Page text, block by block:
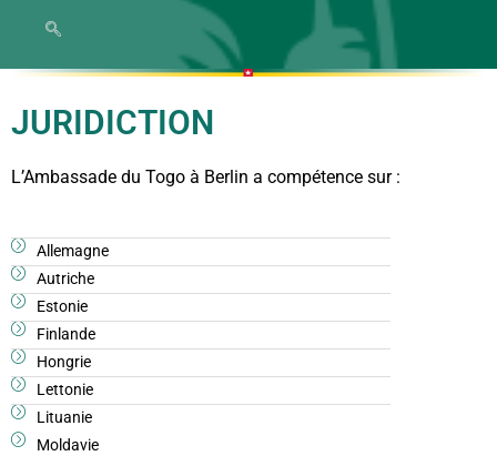
JURIDICTION
L’Ambassade du Togo à Berlin a compétence sur :
Allemagne
Autriche
Estonie
Finlande
Hongrie
Lettonie
Lituanie
Moldavie